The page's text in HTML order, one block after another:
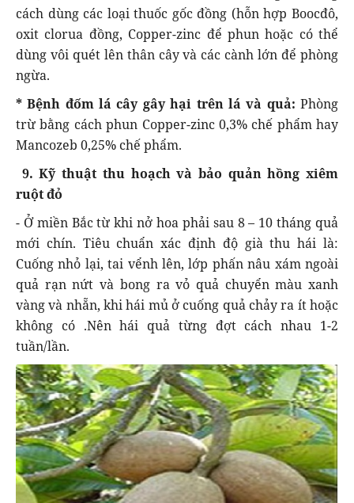
cách dùng các loại thuốc gốc đồng (hỗn hợp Boocđô,
oxit clorua đồng, Copper-zinc để phun hoặc có thể
dùng vôi quét lên thân cây và các cành lớn để phòng
ngừa.
* Bệnh đốm lá cây gây hại trên lá và quả: Phòng
trừ bằng cách phun Copper-zinc 0,3% chế phẩm hay
Mancozeb 0,25% chế phẩm.
9. Kỹ thuật thu hoạch và bảo quản hồng xiêm
ruột đỏ
- Ở miền Bắc từ khi nở hoa phải sau 8 – 10 tháng quả
mới chín. Tiêu chuẩn xác định độ già thu hái là:
Cuống nhỏ lại, tai vểnh lên, lớp phấn nâu xám ngoài
quả rạn nứt và bong ra vỏ quả chuyển màu xanh
vàng và nhẵn, khi hái mủ ở cuống quả chảy ra ít hoặc
không có .Nên hái quả từng đợt cách nhau 1-2
tuần/lần.